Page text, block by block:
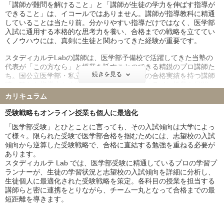
金沢医科大学
福岡大学
北里大学
久留米大学
岩手医科大学
埼玉医科大学
獨協医科大学
東京女子医科大学
川崎医科大学
※本ページに記載の合格実績は、所属講師が過去３ヶ年(2020年〜
「講師が難問を解けること」と「講師が生徒の学力を伸ばす指導が
できること」は、イコールではありません。講師が指導教科に精通
していることは当たり前。分かりやすい指導だけではなく、医学部
入試に通用する本格的な思考力を養い、合格までの戦略を立ててい
くノウハウには、真剣に生徒と関わってきた経験が重要です。
スタディカルテLabの講師は、医学部予備校で活躍してきた当塾の
代表が「この方なら」と授業を託すことのできる精鋭のプロ講師た
ち。国公立医学部・私立医学部受験に数多くの合格実績を持つ講師
し、生徒を医学部合格に導きます。
個別指導は講師との相性も重要です。体験授業を通して好みの講師
続きを見る
カリキュラム
受験戦略もオンライン授業も個人に最適化
「医学部受験」とひとことに言っても、その入試傾向は大学によっ
て様々。限られた受験で医学部合格を掴むためには、志望校の入試
傾向から逆算した受験戦略で、合格に直結する勉強を重ねる必要が
あります。
スタディカルテ Lab では、医学部受験に精通しているプロの学習プ
ランナーが、生徒の学習状況と志望校の入試傾向を詳細に分析し、
生徒個人に最適化された受験戦略を策定。各科目の授業を担当する
講師らと密に連携をとりながら、チーム一丸となって合格までの最
短距離を導きます。